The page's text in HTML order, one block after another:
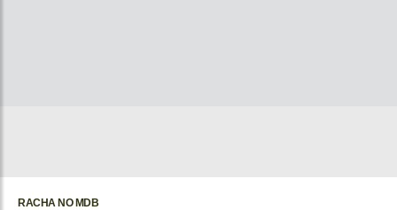
RACHA NO MDB